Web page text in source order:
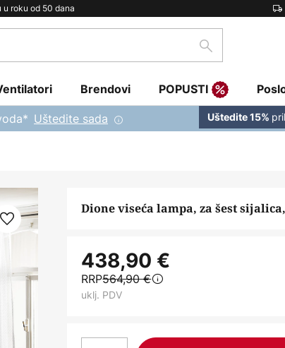
roku od 50 dana
traži
Brendovi POPUSTI
Uštedite sada Uštedite 15%
Dione viseća lampa, za šest
438,90 €
RRP564,90 €
uklj. PDV